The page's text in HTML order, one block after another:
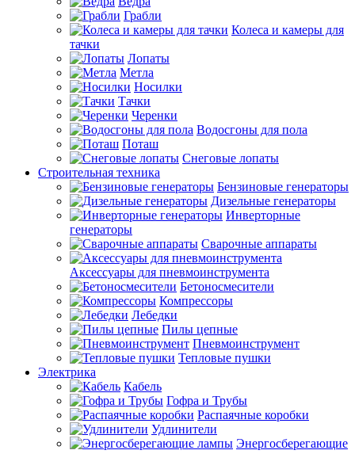
Грабли
Колеса и камеры для
тачки
Лопаты
Метла
Носилки
Тачки
Черенки
Водосгоны для пола
Поташ
Снеговые лопаты
Строительная техника
Бензиновые генераторы
Дизельные генераторы
Инверторные
генераторы
Сварочные аппараты
Аксессуары для пневмоинструмента
Бетоносмесители
Компрессоры
Лебедки
Пилы цепные
Пневмоинструмент
Тепловые пушки
Электрика
Кабель
Гофра и Трубы
Распаячные коробки
Удлинители
Энергосберегающие